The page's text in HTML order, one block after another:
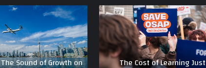
The Cost of Learning Just
The Sound of Growth on